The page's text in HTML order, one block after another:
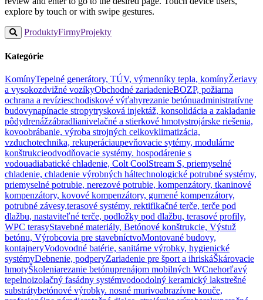
explore by touch or with swipe gestures.
ProduktyFirmyProjekty
Kategórie
KomínyTepelné generátory, TÚV, výmenníky tepla, komínyŽeriavy
a vysokozdvižné vozíkyObchodné zariadenieBOZP, požiarna
ochrana a revízieschodiskové výťahyrezanie betónuadministratívne
budovynapínacie stropytrysková injektáž, konsolidácia a zakladanie
pôdydrenážzábradlianivelačné a stierkové hmotystrojárske riešenia,
kovoobrábanie, výroba strojných celkovklimatizácia,
vzduchotechnika, rekuperáciaupevňovacie sytémy, modulárne
konštrukcieodvodňovacie systémy. hospodárenie s
vodouadiabatické chladenie, Colt CoolStream S, priemyselné
chladenie, chladenie výrobných háltechnologické potrubné systémy,
priemyselné potrubie, nerezové potrubie, kompenzátory, tkaninové
kompenzátory, kovové kompenzátory, gumené kompenzátory,
potrubné závesy,terasové systémy, rektifikačné terče, terče pod
dlažbu, nastaviteľné terče, podložky pod dlažbu, terasové profily,
WPC terasyStavebné materiály, Betónové konštrukcie, Výstuž
betónu, Výrobcovia pre stavebníctvoMontované budovy,
kontajneryVodovodné batérie, sanitárne výrobky, hygienické
systémyDebnenie, podperyZariadenie pre šport a ihriskáŠkárovacie
hmotyŠkoleniarezanie betónuprenájom mobilných WCnehorľavý
tepelnoizolačný fasádny systémvodoodolný keramický lakstrešné
substrátybetónové výrobky. nosné murivoabrazívne kouče,